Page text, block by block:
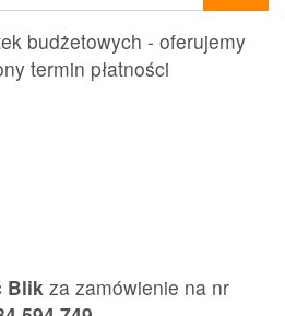
budżetowych - oferujemy
termin płatności
Blik za zamówienie na nr